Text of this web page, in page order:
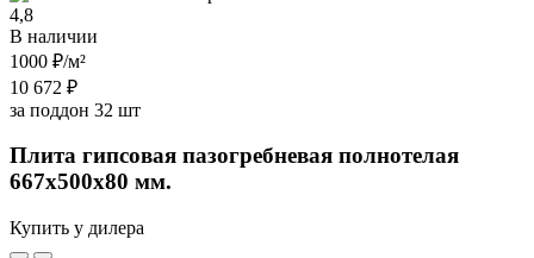
4,8
В наличии
1000 ₽/м²
10 672 ₽
за поддон 32 шт
Плита гипсовая пазогребневая полнотелая
667х500х80 мм.
Купить у дилера